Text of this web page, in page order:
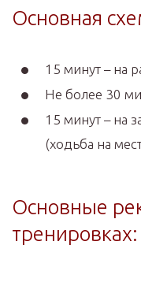
Основная
15 минут – на
Не более 30
15 минут – на
(ходьба на
Основные
тренировках: